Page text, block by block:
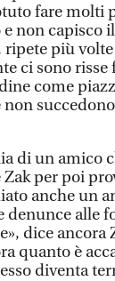
fare molti
non capisco
più
ci sono
come
di un
per poi
anche un
alle
dice ancora
quanto è
diventa